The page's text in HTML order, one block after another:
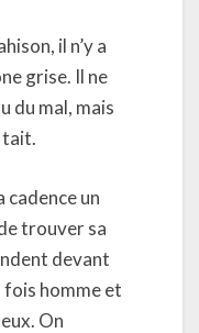
il n’y a
grise. Il ne
du mal, mais
tait.
cadence un
trouver sa
devant
homme et
On